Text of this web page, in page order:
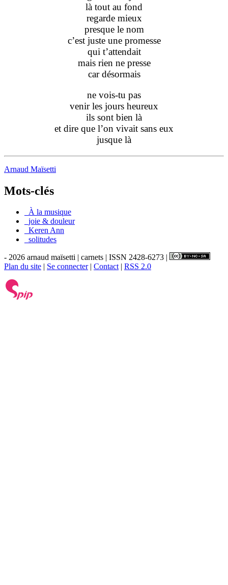
là tout au fond
regarde mieux
presque le nom
c’est juste une promesse
qui t’attendait
mais rien ne presse
car désormais
ne vois-tu pas
venir les jours heureux
ils sont bien là
et dire que l’on vivait sans eux
jusque là
Arnaud Maïsetti
Mots-clés
_À la musique
_joie & douleur
_Keren Ann
_solitudes
- 2026 arnaud maïsetti | carnets | ISSN 2428-6273 |
Plan du site | Se connecter| Contact| RSS 2.0